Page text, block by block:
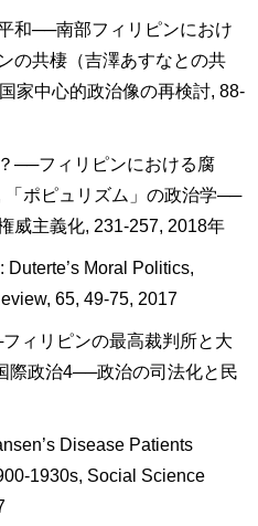
和──南部フィリピンにおけ
の共棲（吉澤あすなとの共
家中心的政治像の再検討, 88-
──フィリピンにおける腐
ポピュリズム」の政治学──
威主義化, 231-257, 2018年
Moral Politics,
65, 49-75, 2017
ィリピンの最高裁判所と大
際政治4──政治の司法化と民
Disease Patients
1930s, Social Science